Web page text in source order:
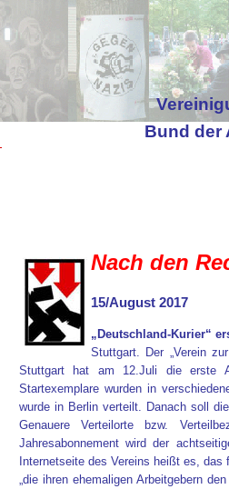
Bund der
Nach den
15/August 2017
„Deutschland-Kurier“
Stuttgart. Der „Verein
Stuttgart hat am 12.Juli die erste
Startexemplare wurden in
wurde in Berlin verteilt. Danach soll
Genauere Verteilorte bzw.
Jahresabonnement wird der
Internetseite des Vereins heißt es, das
„die ihren ehemaligen Arbeitgebern